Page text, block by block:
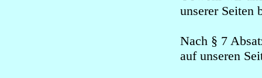
unserer Seiten
Nach § 7
auf unseren